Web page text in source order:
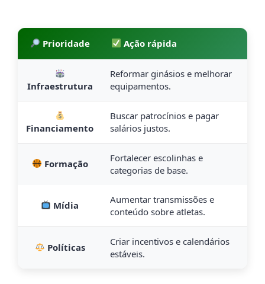
Prioridade Ação rápida
Infraestrutura
Reformar ginásios e melhorar
equipamentos.
Financiamento
Buscar patrocínios e pagar
salários justos.
Formação
Fortalecer escolinhas e
categorias de base.
Mídia
Aumentar transmissões e
conteúdo sobre atletas.
Políticas
Criar incentivos e calendários
estáveis.